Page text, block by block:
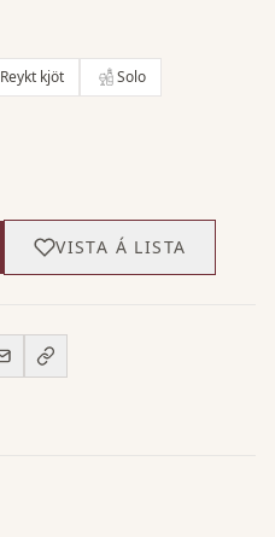
Reykt kjöt Solo
VISTA Á LISTA